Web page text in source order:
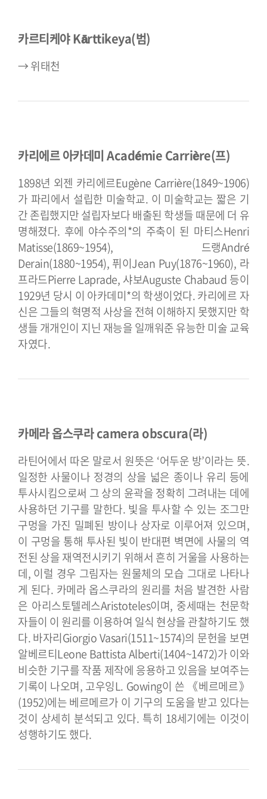
카르티케야 Kārttikeya(범)
→ 위태천
카리에르 아카데미 Académie Carrière(프)
1898년 외젠 카리에르Eugène Carrière(1849~1906)
가 파리에서 설립한 미술학교. 이 미술학교는 짧은 기
간 존립했지만 설립자보다 배출된 학생들 때문에 더 유
명해졌다. 후에 야수주의*의 주축이 된 마티스Henri
Matisse(1869~1954), 드랭André
Derain(1880~1954), 퓌이Jean Puy(1876~1960), 라
프라드Pierre Laprade, 샤보Auguste Chabaud 등이
1929년 당시 이 아카데미*의 학생이었다. 카리에르 자
신은 그들의 혁명적 사상을 전혀 이해하지 못했지만 학
생들 개개인이 지닌 재능을 일깨워준 유능한 미술 교육
자였다.
카메라 옵스쿠라 camera obscura(라)
라틴어에서 따온 말로서 원뜻은 ‘어두운 방’이라는 뜻.
일정한 사물이나 정경의 상을 넓은 종이나 유리 등에
투사시킴으로써 그 상의 윤곽을 정확히 그려내는 데에
사용하던 기구를 말한다. 빛을 투사할 수 있는 조그만
구멍을 가진 밀폐된 방이나 상자로 이루어져 있으며,
이 구멍을 통해 투사된 빛이 반대편 벽면에 사물의 역
전된 상을 재역전시키기 위해서 흔히 거울을 사용하는
데, 이럴 경우 그림자는 원물체의 모습 그대로 나타나
게 된다. 카메라 옵스쿠라의 원리를 처음 발견한 사람
은 아리스토텔레스Aristoteles이며, 중세때는 천문학
자들이 이 원리를 이용하여 일식 현상을 관찰하기도 했
다.바자리Giorgio Vasari(1511~1574)의 문헌을 보면
알베르티Leone Battista Alberti(1404~1472)가 이와
비슷한 기구를 작품 제작에 응용하고 있음을 보여주는
기록이 나오며, 고우잉L. Gowing이 쓴 《베르메르》
(1952)에는 베르메르가 이 기구의 도움을 받고 있다는
것이 상세히 분석되고 있다. 특히 18세기에는 이것이
성행하기도 했다.